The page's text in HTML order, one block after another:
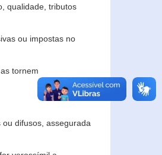
qualidade, tributos
ou impostas no
tornem
difusos, assegurada